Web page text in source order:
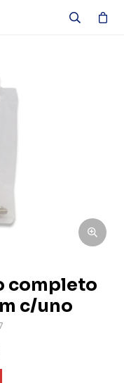
completo
c/uno